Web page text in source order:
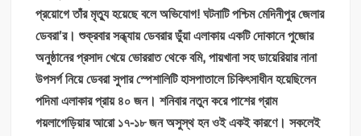
প্রয়োগে তাঁর মৃত্যু হয়েছে বলে অভিযোগ! ঘটনাটি পশ্চিম মেদিনীপুর জেলার
ডেবরা’র। শুক্রবার সন্ধ্যায় ডেবরার ডুঁয়া এলাকায় একটি দোকানে পুজোর
অনুষ্ঠানের প্রসাদ খেয়ে ভোররাত থেকে বমি, পায়খানা সহ ডায়েরিয়ার নানা
উপসর্গ নিয়ে ডেবরা সুপার স্পেশালিটি হাসপাতালে চিকিৎসাধীন হয়েছিলেন
পদিমা এলাকার প্রায় ৪০ জন। শনিবার নতুন করে পাশের গ্রাম
গয়লাগেড়িয়ার আরো ১৭-১৮ জন অসুস্থ হন ওই একই কারণে। সকলেই